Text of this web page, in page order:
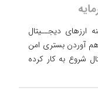
ارزهای دیجــیتال
بستری امن
شروع به کار کرده